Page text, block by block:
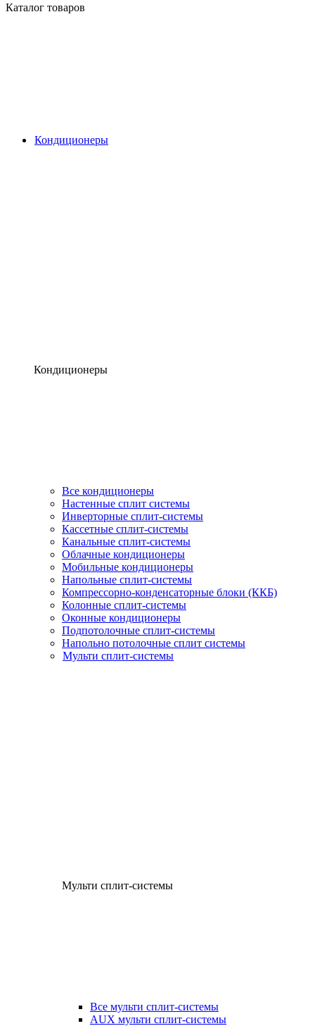
Каталог товаров
Кондиционеры
Кондиционеры
Все кондиционеры
Настенные сплит системы
Инверторные сплит-системы
Кассетные сплит-системы
Канальные сплит-системы
Облачные кондиционеры
Мобильные кондиционеры
Напольные сплит-системы
Компрессорно-конденсаторные блоки (ККБ)
Колонные сплит-системы
Оконные кондиционеры
Подпотолочные сплит-системы
Напольно потолочные сплит системы
Мульти сплит-системы
Мульти сплит-системы
Все мульти сплит-системы
AUX мульти сплит-системы